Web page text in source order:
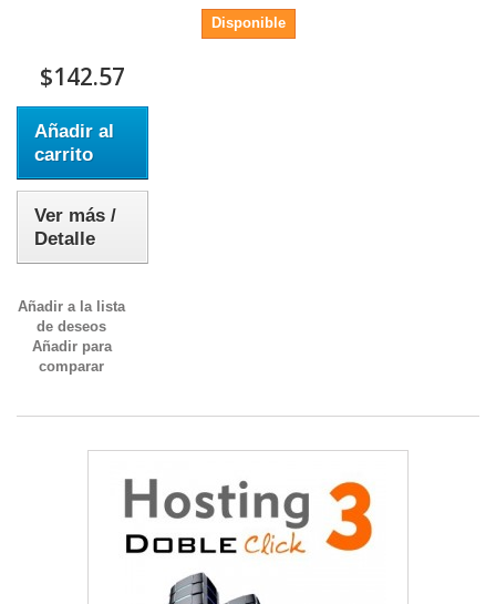
Disponible
$142.57
Añadir al
carrito
Ver más /
Detalle
Añadir a la lista
de deseos
Añadir para
comparar